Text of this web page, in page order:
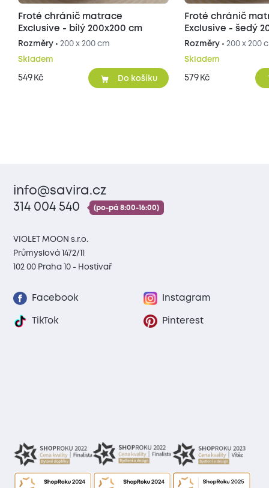
Froté chránič matrace
Exclusive - bílý 200x200 cm
Rozměry • 200 x 200 cm
Skladem
549 Kč Do košíku
Froté chránič
Exclusive - šedý
Rozměry •200 x 200
Skladem
579 Kč
info@savira.cz
314 004 540
(po-pá 8:00-16:00)
VIOLET MOON s.r.o.
Průmyslová 1472/11
102 00 Praha 10 - Hostivař
Facebook Instagram
TikTok Pinterest